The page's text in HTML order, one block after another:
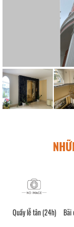
Quầy lễ tân (24h) Bãi